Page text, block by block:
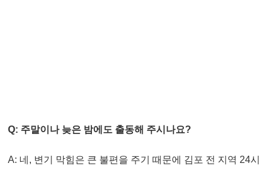
Q: 주말이나 늦은 밤에도 출동해 주시나요?
A: 네, 변기 막힘은 큰 불편을 주기 때문에 김포 전 지역 24시